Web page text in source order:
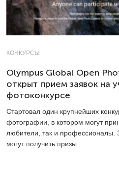
КОНКУРСЫ
Olympus Global Open
открыт прием заявок на
фотоконкурсе
Стартовал один крупнейших
фотографии, в котором могут
любители, так и профессионалы.
могут получить призы.